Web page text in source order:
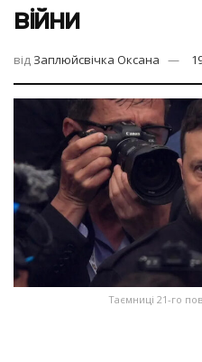
війни
від Заплюйсвічка Оксана
Таємниці 21-го